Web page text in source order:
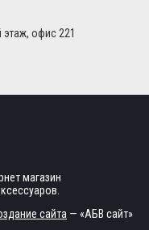
офис 221
магазин
сайта — «АБВ сайт»